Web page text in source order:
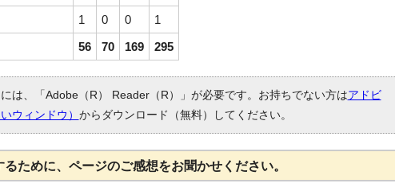
1 0 0
1
56 70 169 295
は、「Adobe（R） Reader（R）」が必要です。お持ちでない方はアドビ
ウィンドウ） からダウンロード（無料）してください。
ために、ページのご感想をお聞かせください。